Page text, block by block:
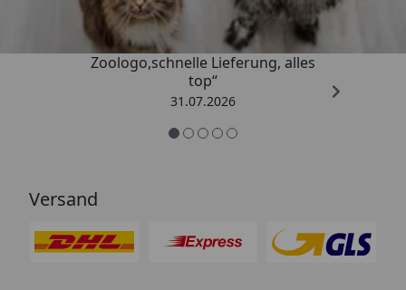
„Gute Erfahrung mit
Zoologo,schnelle Lieferung, alles
top“
31.07.2026
Versand